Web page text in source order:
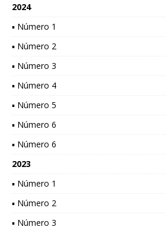
2024
▪ Número 1
▪ Número 2
▪ Número 3
▪ Número 4
▪ Número 5
▪ Número 6
▪ Número 6
2023
▪ Número 1
▪ Número 2
▪ Número 3